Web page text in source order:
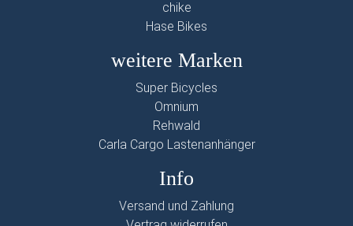
chike
Hase Bikes
weitere Marken
Super Bicycles
Omnium
Rehwald
Carla Cargo Lastenanhänger
Info
Versand und Zahlung